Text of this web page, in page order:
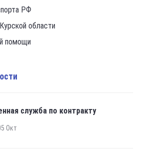
РФ
области
помощи
служба по контракту
Окт